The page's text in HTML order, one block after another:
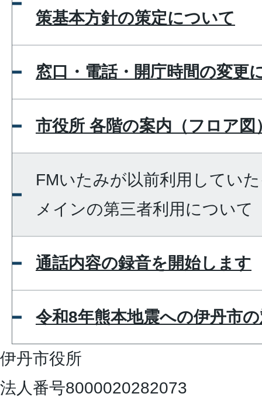
策基本方針の策定について
窓口・電話・開庁時間の変更
市役所 各階の案内（フロア図
FMいたみが以前利用してい
メインの第三者利用について
通話内容の録音を開始します
令和8年熊本地震への伊丹市
伊丹市役所
法人番号8000020282073